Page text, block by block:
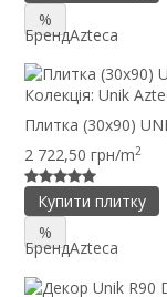
%
БрендAzteca
Колекція: Unik
Плитка (30x90)
2 722,50 грн/m2
Купити плитку
%
БрендAzteca